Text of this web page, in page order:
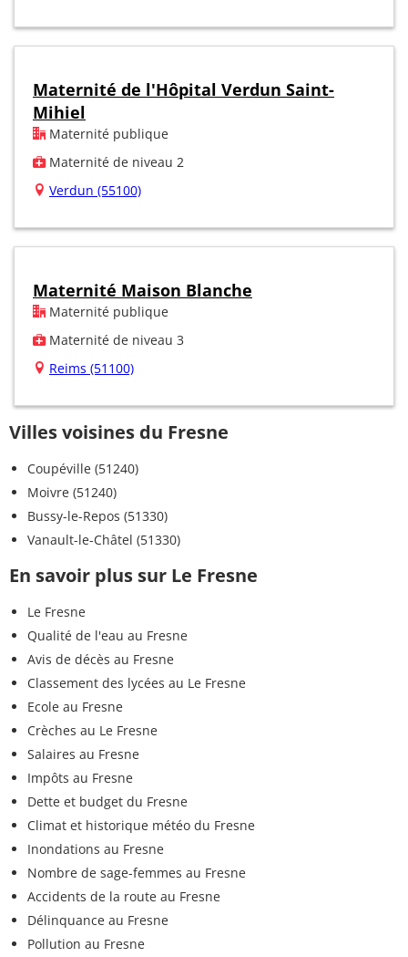
Maternité de l'Hôpital Verdun Saint-
Mihiel
Maternité publique
Maternité de niveau 2
Verdun (55100)
Maternité Maison Blanche
Maternité publique
Maternité de niveau 3
Reims (51100)
Villes voisines du Fresne
Coupéville (51240)
Moivre (51240)
Bussy-le-Repos (51330)
Vanault-le-Châtel (51330)
En savoir plus sur Le Fresne
Le Fresne
Qualité de l'eau au Fresne
Avis de décès au Fresne
Classement des lycées au Le Fresne
Ecole au Fresne
Crèches au Le Fresne
Salaires au Fresne
Impôts au Fresne
Dette et budget du Fresne
Climat et historique météo du Fresne
Inondations au Fresne
Nombre de sage-femmes au Fresne
Accidents de la route au Fresne
Délinquance au Fresne
Pollution au Fresne